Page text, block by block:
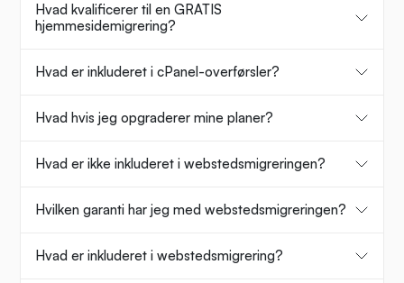
Hvad kvalificerer til en GRATIS
hjemmesidemigrering?
Hvad er inkluderet i cPanel-overførsler?
Hvad hvis jeg opgraderer mine planer?
Hvad er ikke inkluderet i webstedsmigreringen?
Hvilken garanti har jeg med webstedsmigreringen?
Hvad er inkluderet i webstedsmigrering?